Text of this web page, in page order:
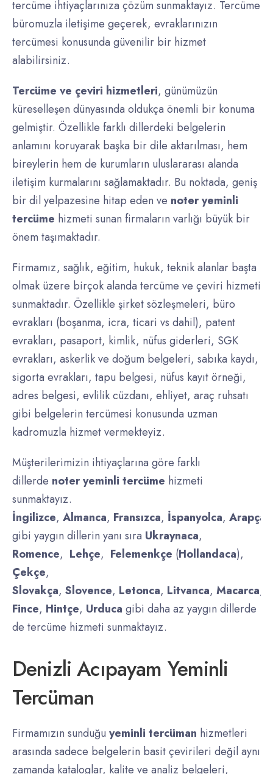
tercüme ihtiyaçlarınıza çözüm sunmaktayız. Tercüme
büromuzla iletişime geçerek, evraklarınızın
tercümesi konusunda güvenilir bir hizmet
alabilirsiniz.
Tercüme ve çeviri hizmetleri, günümüzün
küreselleşen dünyasında oldukça önemli bir konuma
gelmiştir. Özellikle farklı dillerdeki belgelerin
anlamını koruyarak başka bir dile aktarılması, hem
bireylerin hem de kurumların uluslararası alanda
iletişim kurmalarını sağlamaktadır. Bu noktada, geniş
bir dil yelpazesine hitap eden ve noter yeminli
tercüme hizmeti sunan firmaların varlığı büyük bir
önem taşımaktadır.
Firmamız, sağlık, eğitim, hukuk, teknik alanlar başta
olmak üzere birçok alanda tercüme ve çeviri hizmeti
sunmaktadır. Özellikle şirket sözleşmeleri, büro
evrakları (boşanma, icra, ticari vs dahil), patent
evrakları, pasaport, kimlik, nüfus giderleri, SGK
evrakları, askerlik ve doğum belgeleri, sabıka kaydı,
sigorta evrakları, tapu belgesi, nüfus kayıt örneği,
adres belgesi, evlilik cüzdanı, ehliyet, araç ruhsatı
gibi belgelerin tercümesi konusunda uzman
kadromuzla hizmet vermekteyiz.
Müşterilerimizin ihtiyaçlarına göre farklı
dillerde noter yeminli tercüme hizmeti
sunmaktayız.
İngilizce, Almanca, Fransızca, İspanyolca, Arapça
gibi yaygın dillerin yanı sıra Ukraynaca,
Romence, Lehçe, Felemenkçe (Hollandaca),
Çekçe,
Slovakça, Slovence, Letonca, Litvanca, Macarca,
Fince, Hintçe, Urduca gibi daha az yaygın dillerde
de tercüme hizmeti sunmaktayız.
Denizli Acıpayam Yeminli
Tercüman
Firmamızın sunduğu yeminli tercüman hizmetleri
arasında sadece belgelerin basit çevirileri değil aynı
zamanda kataloglar, kalite ve analiz belgeleri,